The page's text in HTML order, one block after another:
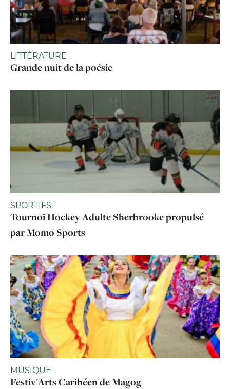
LITTÉRATURE
Grande nuit de la poésie
SPORTIFS
Tournoi Hockey Adulte Sherbrooke propulsé
par Momo Sports
MUSIQUE
Festiv'Arts Caribéen de Magog